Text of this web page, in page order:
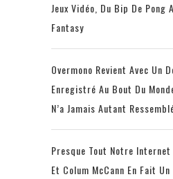
Jeux Vidéo, Du Bip De Pong
Fantasy
Overmono Revient Avec Un
Enregistré Au Bout Du
N’a Jamais Autant
Presque Tout Notre Internet
Et Colum McCann En Fait Un